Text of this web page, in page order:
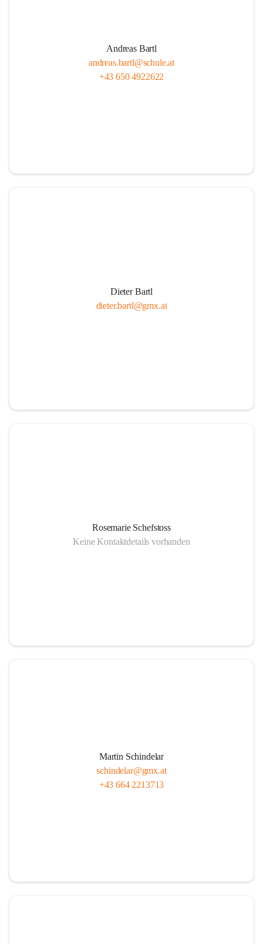
Andreas Bartl
andreas.bartl@schule.at
+43 650 4922622
Dieter Bartl
dieter.bartl@gmx.at
Rosemarie Schefstoss
Keine Kontaktdetails vorhanden
Martin Schindelar
schindelar@gmx.at
+43 664 2213713